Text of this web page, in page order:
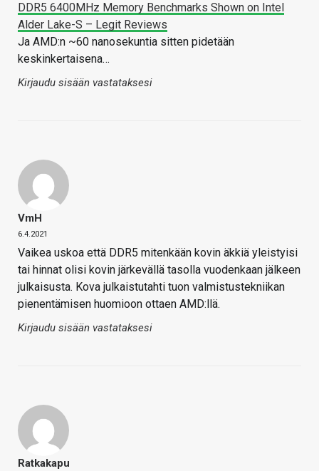
DDR5 6400MHz Memory Benchmarks Shown on Intel
Alder Lake-S – Legit Reviews
Ja AMD:n ~60 nanosekuntia sitten pidetään
keskinkertaisena…
Kirjaudu sisään vastataksesi
VmH
6.4.2021
Vaikea uskoa että DDR5 mitenkään kovin äkkiä yleistyisi
tai hinnat olisi kovin järkevällä tasolla vuodenkaan jälkeen
julkaisusta. Kova julkaistutahti tuon valmistustekniikan
pienentämisen huomioon ottaen AMD:llä.
Kirjaudu sisään vastataksesi
Ratkakapu